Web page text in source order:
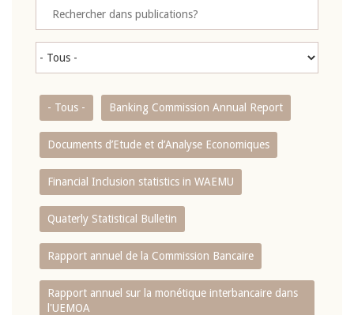
- Tous - Banking Commission Annual Report
Documents d’Etude et d’Analyse Economiques
Financial Inclusion statistics in WAEMU
Quaterly Statistical Bulletin
Rapport annuel de la Commission Bancaire
Rapport annuel sur la monétique interbancaire dans
l'UEMOA